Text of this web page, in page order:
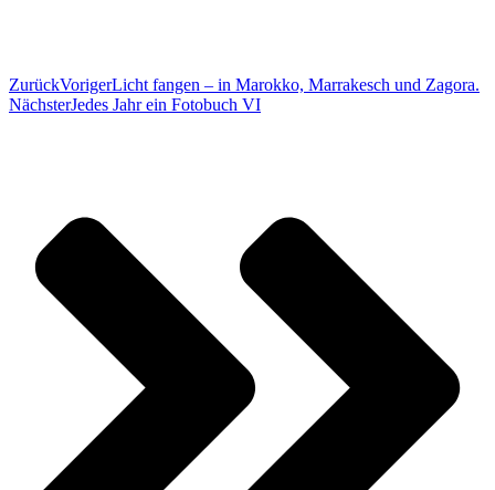
ZurückVorigerLicht fangen – in Marokko, Marrakesch und Zagora.
NächsterJedes Jahr ein Fotobuch VI